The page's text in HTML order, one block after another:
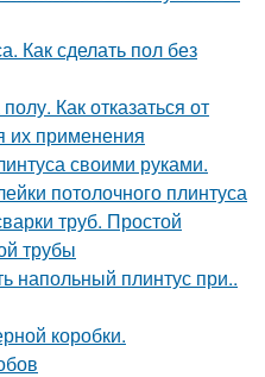
Как сделать пол без
Как отказаться от
их применения
своими руками.
потолочного плинтуса
труб. Простой
трубы
напольный плинтус при..
коробки.